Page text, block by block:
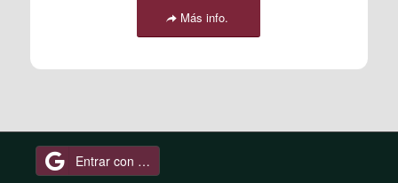
Más info.
Entrar con Google